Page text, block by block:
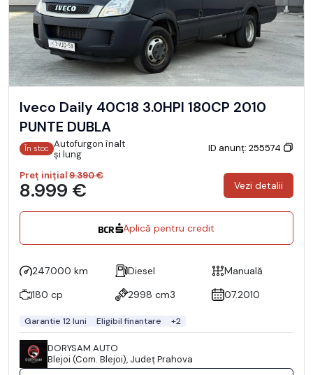
Iveco Daily 40C18 3.0HPI 180CP 2010
PUNTE DUBLA
În stoc Autofurgon înalt
și lung
ID anunț: 255574
Preț inițial9.390 €
8.999 € Vezi detalii
Aplică pentru credit
247.000 km Diesel
Manuală
180 cp
2998 cm3 07.2010
Garantie 12 luni Eligibil finantare +2
DORYSAM AUTO
Blejoi (Com. Blejoi), Județ Prahova